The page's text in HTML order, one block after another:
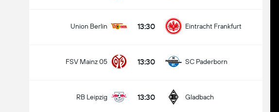
Union Berlin 13:30 Eintracht Frankfurt
FSV Mainz 05 13:30 SC Paderborn
RB Leipzig 13:30 Gladbach